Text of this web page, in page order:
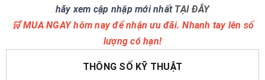
hãy xem cập nhập mới nhất TẠI ĐÂY
🛒 MUA NGAY hôm nay để nhận ưu đãi. Nhanh tay lên số
lượng có hạn!
THÔNG SỐ KỸ THUẬT